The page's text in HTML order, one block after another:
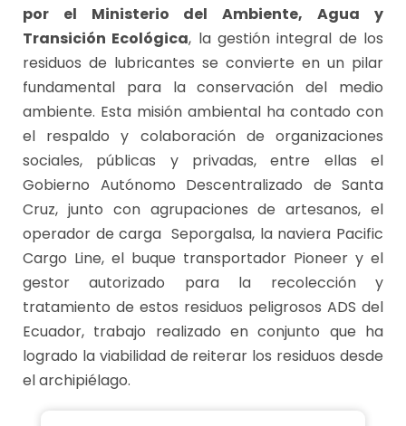
por el Ministerio del Ambiente, Agua y
Transición Ecológica, la gestión integral de los
residuos de lubricantes se convierte en un pilar
fundamental para la conservación del medio
ambiente. Esta misión ambiental ha contado con
el respaldo y colaboración de organizaciones
sociales, públicas y privadas, entre ellas el
Gobierno Autónomo Descentralizado de Santa
Cruz, junto con agrupaciones de artesanos, el
operador de carga Seporgalsa, la naviera Pacific
Cargo Line, el buque transportador Pioneer y el
gestor autorizado para la recolección y
tratamiento de estos residuos peligrosos ADS del
Ecuador, trabajo realizado en conjunto que ha
logrado la viabilidad de reiterar los residuos desde
el archipiélago.